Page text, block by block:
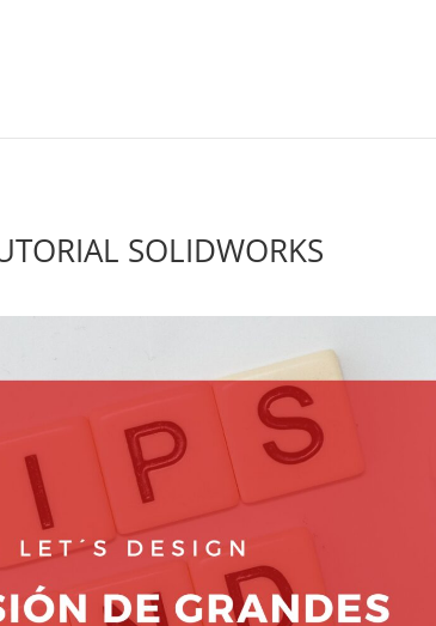
SOLIDWORKS